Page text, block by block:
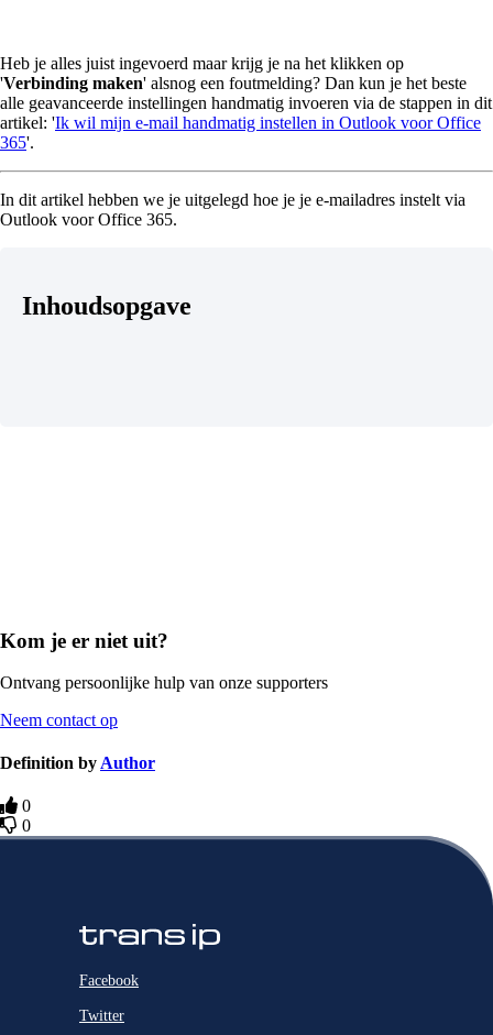
Heb je alles juist ingevoerd maar krijg je na het klikken op
'Verbinding maken' alsnog een foutmelding? Dan kun je het beste
alle geavanceerde instellingen handmatig invoeren via de stappen in dit
artikel: 'Ik wil mijn e-mail handmatig instellen in Outlook voor Office
365'.
In dit artikel hebben we je uitgelegd hoe je je e-mailadres instelt via
Outlook voor Office 365.
Inhoudsopgave
Kom je er niet uit?
Ontvang persoonlijke hulp van onze supporters
Neem contact op
Definition by Author
0
0
Facebook
Twitter